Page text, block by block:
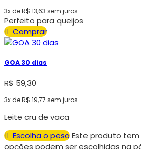
3x deR$ 13,63 sem juros
Perfeito para queijos
Comprar
GOA 30 dias
R$ 59,30
3x deR$ 19,77 sem juros
Leite cru de vaca
Escolha o pesoEste produto tem
opções podem ser escolhidas na